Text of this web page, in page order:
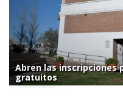
Abren las inscripciones
gratuitos